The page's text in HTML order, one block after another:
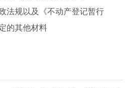
规以及《不动产登记暂行
的其他材料